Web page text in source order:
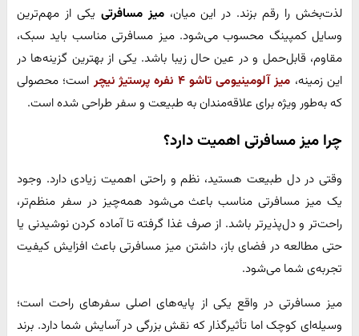
لذت‌بخش را رقم بزند. در این میان،میز مسافرتی یکی از مهم‌ترین
وسایل کمپینگ محسوب می‌شود. میز مسافرتی مناسب باید سبک،
مقاوم، قابل‌حمل و در عین حال زیبا باشد. یکی از بهترین گزینه‌ها در
این زمینه، میز آلومینیومی تاشو ۴ نفره پرستیژ نیچر
است؛ محصولی
که به‌طور ویژه برای علاقه‌مندان به طبیعت و سفر طراحی شده است.
چرا میز مسافرتی اهمیت دارد؟
وقتی در دل طبیعت هستید، نظم و راحتی اهمیت زیادی دارد. وجود
یک میز مسافرتی مناسب باعث می‌شود همه‌چیز در سفر منظم‌تر،
راحت‌تر و دل‌پذیرتر باشد. از صرف غذا گرفته تا آماده کردن نوشیدنی یا
حتی مطالعه در فضای باز، داشتن میز مسافرتی باعث افزایش کیفیت
تجربه‌ی شما می‌شود.
میز مسافرتی در واقع یکی از پایه‌های اصلی سفرهای راحت است؛
وسیله‌ای کوچک اما تأثیرگذار که نقش بزرگی در آسایش شما دارد. برند